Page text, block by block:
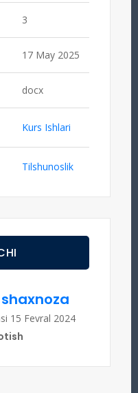
3
17 May 2025
docx
Kurs Ishlari
Tilshunoslik
15 Fevral 2024